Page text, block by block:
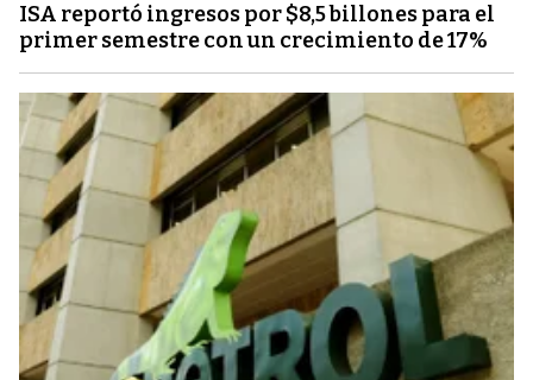
ISA reportó ingresos por $8,5 billones para el
primer semestre con un crecimiento de 17%